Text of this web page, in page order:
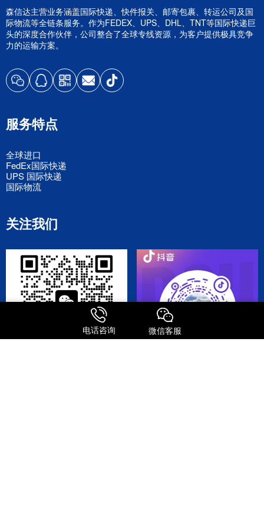
森信达主营业务涵盖国际快递、快件报关、邮寄包裹、转运公司及国
际物流等全链条服务。作为FEDEX、UPS、DHL、TNT等国际快递巨
头的深度合作伙伴，公司整合了全球专线资源，为客户提供极具竞争
力的运输方案。
服务特点
全球进口
FedEx国际快递
UPS 国际快递
国际物流
关注我们
电话咨询 微信客服